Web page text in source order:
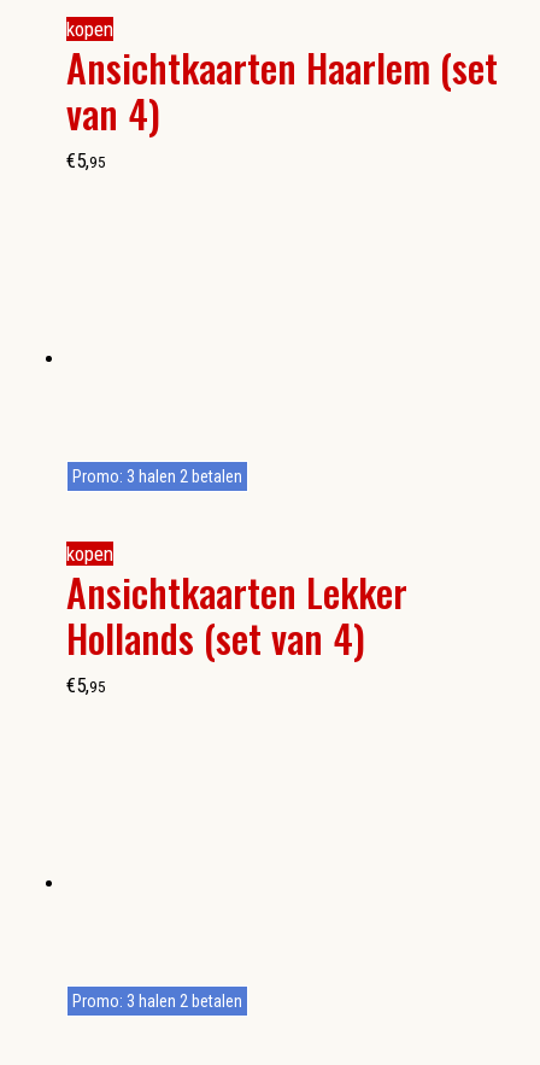
kopen
Ansichtkaarten Haarlem (set
van 4)
€5,95
kopen
Ansichtkaarten Lekker
Hollands (set van 4)
Promo: 3 halen 2 betalen
€5,95
Promo: 3 halen 2 betalen